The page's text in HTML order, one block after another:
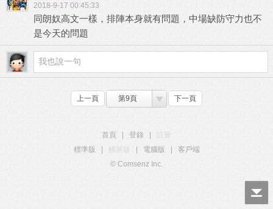
2018-9-17 00:45:33
同朗奴高文一樣，排陣本身就有問題，中場缺防守力也不
是今天的問題
上一頁 第9頁 下一頁
首頁 登錄
標準版
觸屏版 電腦版
客戶端
© Comsenz Inc.